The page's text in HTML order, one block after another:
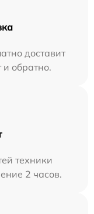
доставит
и обратно.
техники
2 часов.